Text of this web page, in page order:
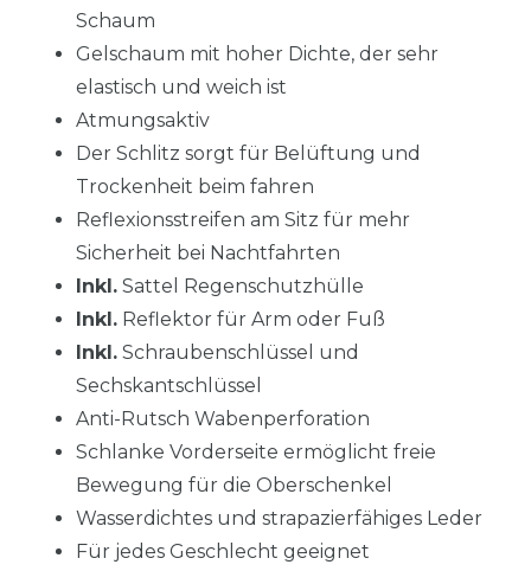
Schaum
Gelschaum mit hoher Dichte, der sehr
elastisch und weich ist
Atmungsaktiv
Der Schlitz sorgt für Belüftung und
Trockenheit beim fahren
Reflexionsstreifen am Sitz für mehr
Sicherheit bei Nachtfahrten
Inkl. Sattel Regenschutzhülle
Inkl. Reflektor für Arm oder Fuß
Inkl. Schraubenschlüssel und
Sechskantschlüssel
Anti-Rutsch Wabenperforation
Schlanke Vorderseite ermöglicht freie
Bewegung für die Oberschenkel
Wasserdichtes und strapazierfähiges Leder
Für jedes Geschlecht geeignet